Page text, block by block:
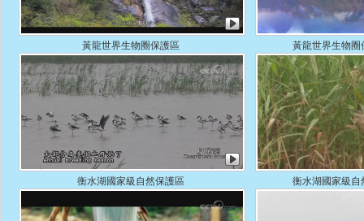
黃龍世界生物圈保護區 黃龍世界生物
衡水湖國家級自然保護區 衡水湖國家級